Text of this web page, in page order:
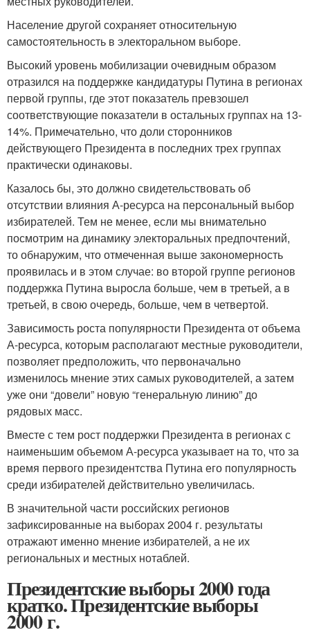
Население другой сохраняет относительную
самостоятельность в электоральном выборе.
Высокий уровень мобилизации очевидным образом
отразился на поддержке кандидатуры Путина в регионах
первой группы, где этот показатель превзошел
соответствующие показатели в остальных группах на 13-
14%. Примечательно, что доли сторонников
действующего Президента в последних трех группах
практически одинаковы.
Казалось бы, это должно свидетельствовать об
отсутствии влияния А-ресурса на персональный выбор
избирателей. Тем не менее, если мы внимательно
посмотрим на динамику электоральных предпочтений,
то обнаружим, что отмеченная выше закономерность
проявилась и в этом случае: во второй группе регионов
поддержка Путина выросла больше, чем в третьей, а в
третьей, в свою очередь, больше, чем в четвертой.
Зависимость роста популярности Президента от объема
А-ресурса, которым располагают местные руководители,
позволяет предположить, что первоначально
изменилось мнение этих самых руководителей, а затем
уже они “довели” новую “генеральную линию” до
рядовых масс.
Вместе с тем рост поддержки Президента в регионах с
наименьшим объемом А-ресурса указывает на то, что за
время первого президентства Путина его популярность
среди избирателей действительно увеличилась.
В значительной части российских регионов
зафиксированные на выборах 2004 г. результаты
отражают именно мнение избирателей, а не их
региональных и местных нотаблей.
Президентские выборы 2000 года
кратко. Президентские выборы
2000 г.